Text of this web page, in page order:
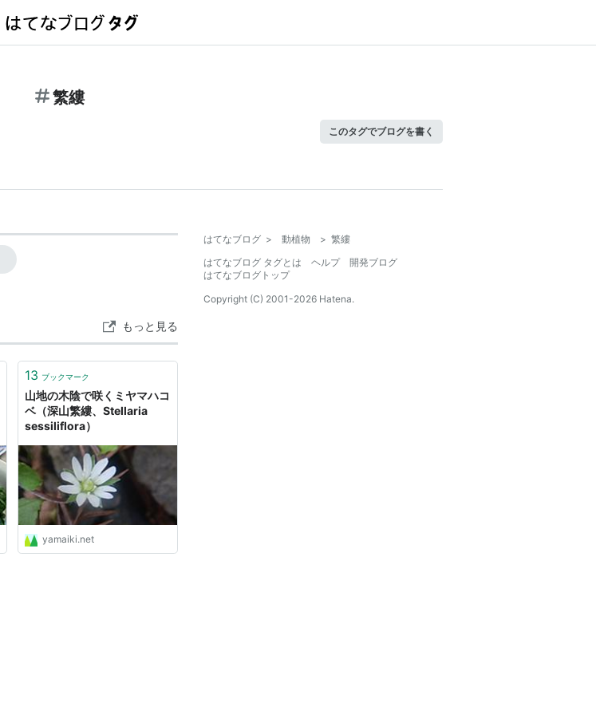
繁縷
このタグでブログを書く
もっと見る
13 ブックマーク
山地の木陰で咲くミヤマハコ
ベ（深山繁縷、Stellaria
sessiliflora）
yamaiki.net
はてなブログ > 動植物 > 繁縷
はてなブログ タグとは
ヘルプ
開発ブログ
はてなブログトップ
Copyright (C) 2001-2026 Hatena.